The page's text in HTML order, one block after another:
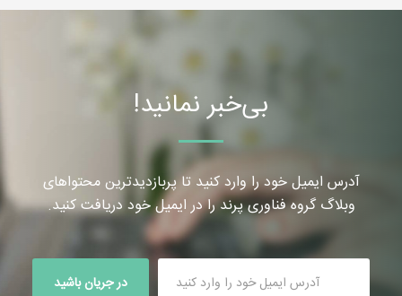
بی‌خبر نمانید!
آدرس ایمیل خود را وارد کنید تا پربازدیدترین محتواهای
وبلاگ گروه فناوری پرند را در ایمیل خود دریافت کنید.
در جریان باشید